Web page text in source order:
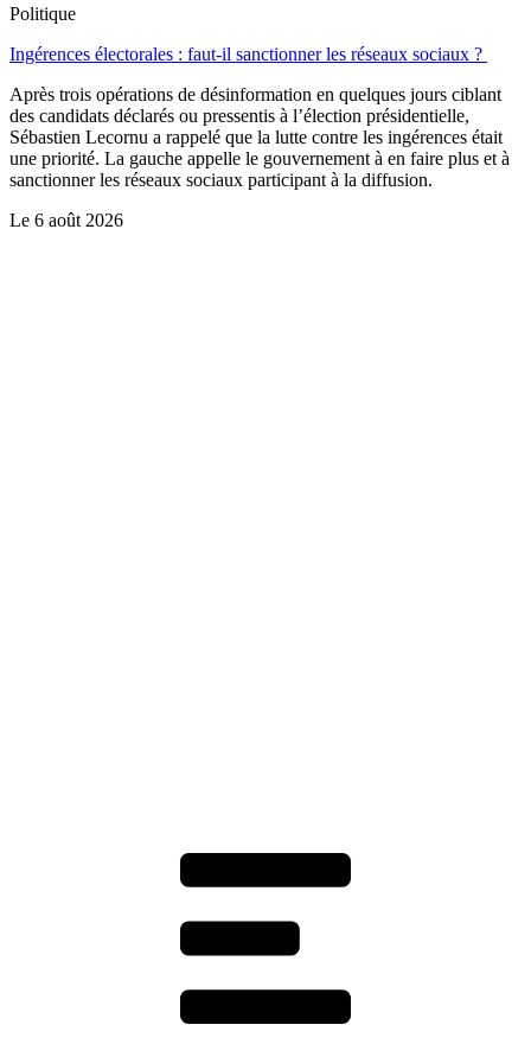
Politique
Ingérences électorales : faut-il sanctionner les réseaux sociaux ?
Après trois opérations de désinformation en quelques jours ciblant
des candidats déclarés ou pressentis à l’élection présidentielle,
Sébastien Lecornu a rappelé que la lutte contre les ingérences était
une priorité. La gauche appelle le gouvernement à en faire plus et à
sanctionner les réseaux sociaux participant à la diffusion.
Le 6 août 2026